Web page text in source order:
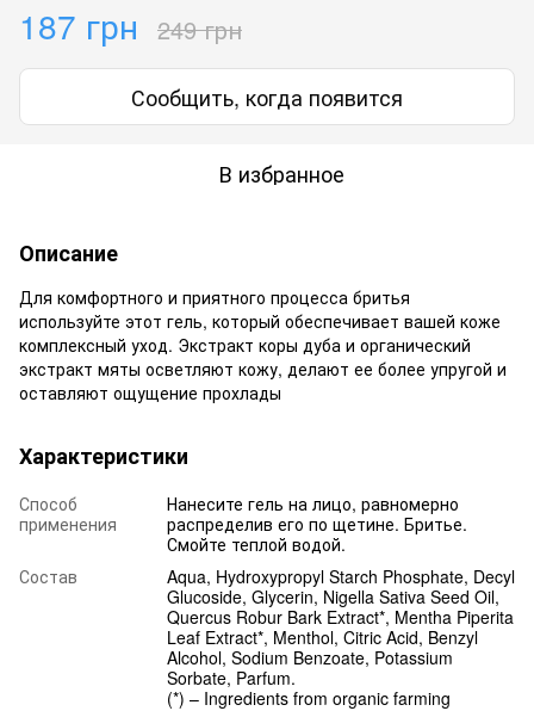
187 грн 249 грн
Сообщить, когда появится
В избранное
Описание
Для комфортного и приятного процесса бритья
используйте этот гель, который обеспечивает вашей коже
комплексный уход. Экстракт коры дуба и органический
экстракт мяты осветляют кожу, делают ее более упругой и
оставляют ощущение прохлады
Характеристики
Способ
применения
Нанесите гель на лицо, равномерно
распределив его по щетине. Бритье.
Смойте теплой водой.
Состав
Aqua, Hydroxypropyl Starch Phosphate, Decyl
Glucoside, Glycerin, Nigella Sativa Seed Oil,
Quercus Robur Bark Extract*, Mentha Piperita
Leaf Extract*, Menthol, Citric Acid, Benzyl
Alcohol, Sodium Benzoate, Potassium
Sorbate, Parfum.
(*) – Ingredients from organic farming